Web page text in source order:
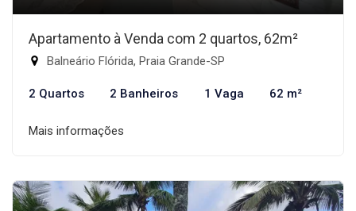
Apartamento à Venda com 2 quartos, 62m²
Balneário Flórida, Praia Grande-SP
2 Quartos 2 Banheiros 1 Vaga 62 m²
Mais informações